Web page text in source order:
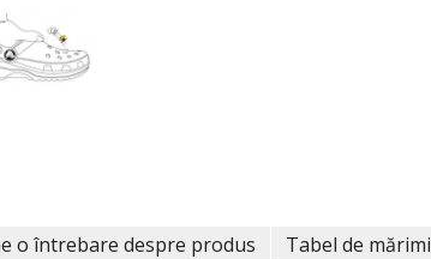
o întrebare despre produs Tabel de mărimi